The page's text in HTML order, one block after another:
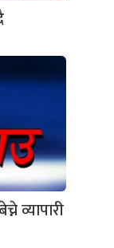
व्यापारी